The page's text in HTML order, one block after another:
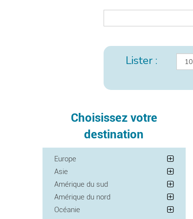
Lister :
Choisissez votre
destination
Europe
Asie
Amérique du sud
Amérique du nord
Océanie